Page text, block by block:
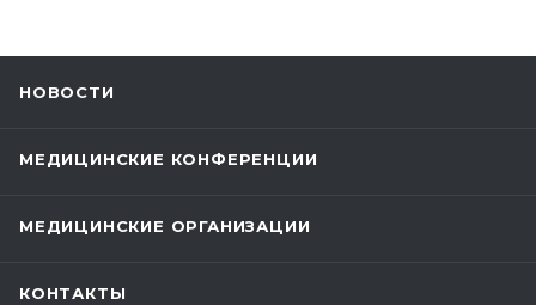
НОВОСТИ
МЕДИЦИНСКИЕ КОНФЕРЕНЦИИ
МЕДИЦИНСКИЕ ОРГАНИЗАЦИИ
КОНТАКТЫ